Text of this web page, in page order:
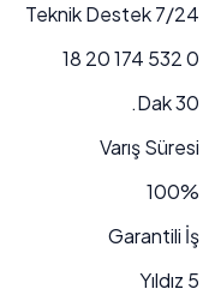
7/24 Teknik Destek
0 532 174 20 18
30 Dak.
Varış Süresi
100%
Garantili İş
5 Yıldız